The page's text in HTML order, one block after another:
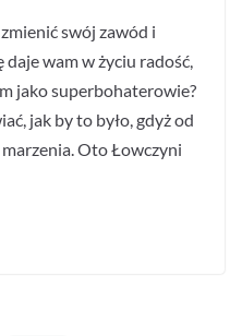
swój zawód i
daje wam w życiu radość,
jako superbohaterowie?
jak by to było, gdyż od
Oto Łowczyni